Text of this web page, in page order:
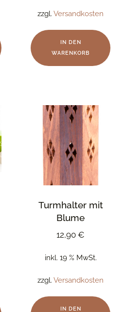
zzgl. Versandkosten
IN DEN
WARENKORB
Turmhalter mit
Blume
12,90 €
inkl. 19 % MwSt.
zzgl. Versandkosten
IN DEN